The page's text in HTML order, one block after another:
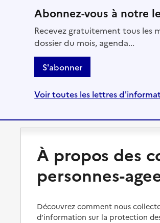
Abonnez-vous à notre
Recevez gratuitement tous les
dossier du mois, agenda...
S'abonner
Voir toutes les lettres
Perte d'autonomie : évaluation
et droits
s'équiper
Aides
À propos des
personnes-
Découvrez comment nous
d’information sur la protection